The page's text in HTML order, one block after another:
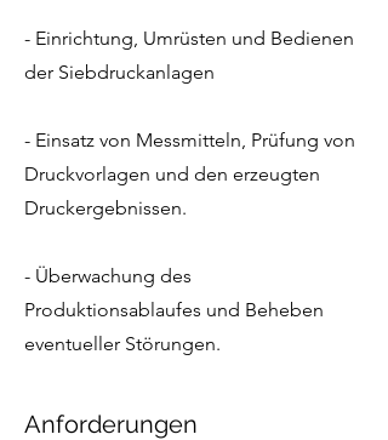
- Einrichtung, Umrüsten und Bedienen
der Siebdruckanlagen
- Einsatz von Messmitteln, Prüfung von
Druckvorlagen und den erzeugten
Druckergebnissen.
- Überwachung des
Produktionsablaufes und Beheben
eventueller Störungen.
Anforderungen